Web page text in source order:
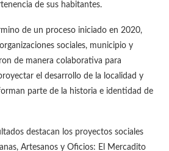
de sus habitantes.
de un proceso iniciado en 2020,
sociales, municipio y
de manera colaborativa para
el desarrollo de la localidad y
parte de la historia e identidad de
destacan los proyectos sociales
Artesanos y Oficios: El Mercadito